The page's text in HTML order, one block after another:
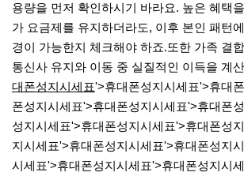
용량을 먼저 확인하시기 바라요. 높은 혜택
가 요금제를 유지하더라도, 이후 본인 패턴
경이 가능한지 체크해야 하죠.​또한 가족 결
통신사 유지와 이동 중 실질적인 이득을 계
대폰성지시세표'>휴대폰성지시세표'>휴대
폰성지시세표'>휴대폰성지시세표'>휴대폰
성지시세표'>휴대폰성지시세표'>휴대폰성
지시세표'>휴대폰성지시세표'>휴대폰성지
시세표'>휴대폰성지시세표'>휴대폰성지시